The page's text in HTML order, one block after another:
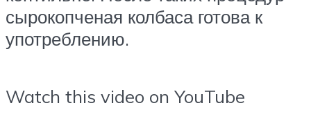
сырокопченая колбаса готова к
употреблению.
Watch this video on YouTube